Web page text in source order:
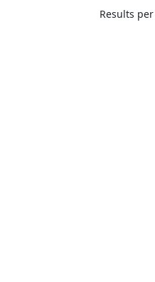
Results